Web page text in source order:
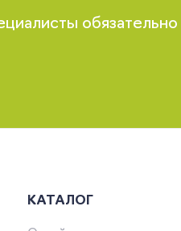
обязательно
КАТАЛОГ